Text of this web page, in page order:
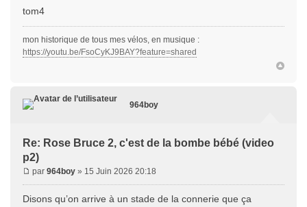
tom4
mon historique de tous mes vélos, en musique :
https://youtu.be/FsoCyKJ9BAY?feature=shared
964boy
Re: Rose Bruce 2, c'est de la bombe bébé (video
p2)
par 964boy » 15 Juin 2026 20:18
Disons qu’on arrive à un stade de la connerie que ça